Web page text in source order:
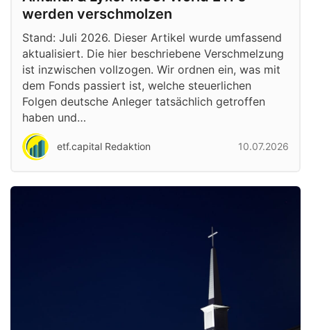
werden verschmolzen
Stand: Juli 2026. Dieser Artikel wurde umfassend
aktualisiert. Die hier beschriebene Verschmelzung
ist inzwischen vollzogen. Wir ordnen ein, was mit
dem Fonds passiert ist, welche steuerlichen
Folgen deutsche Anleger tatsächlich getroffen
haben und…
etf.capital Redaktion 10.07.2026